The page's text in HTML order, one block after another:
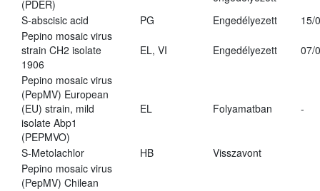
(PDER)
S-abscisic acid
PG Engedélyezett
15/
Pepino mosaic virus
strain CH2 isolate
1906
EL, VI Engedélyezett 07/
Pepino mosaic virus
(PepMV) European
(EU) strain, mild
isolate Abp1
(PEPMVO)
EL Folyamatban -
S-Metolachlor HB
Visszavont
Pepino mosaic virus
(PepMV) Chilean